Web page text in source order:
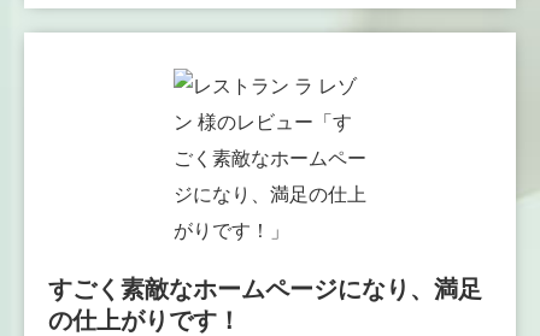
すごく素敵なホームページになり、満足
の仕上がりです！